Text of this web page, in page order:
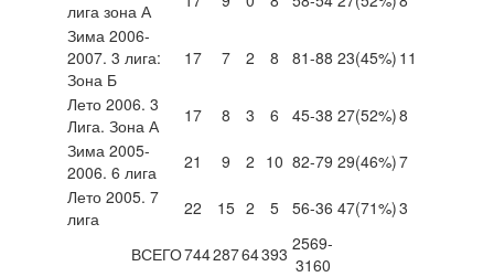
лига зона А
Зима 2006-
2007. 3 лига:
Зона Б
17 7 2 8 81-88 23(45%) 11
Лето 2006. 3
Лига. Зона А
17 8 3 6 45-38 27(52%)8
Зима 2005-
2006. 6 лига
21 9 2 10 82-79 29(46%)7
Лето 2005. 7
лига
22 15 2 5 56-36 47(71%)3
ВСЕГО74428764393 2569-
3160